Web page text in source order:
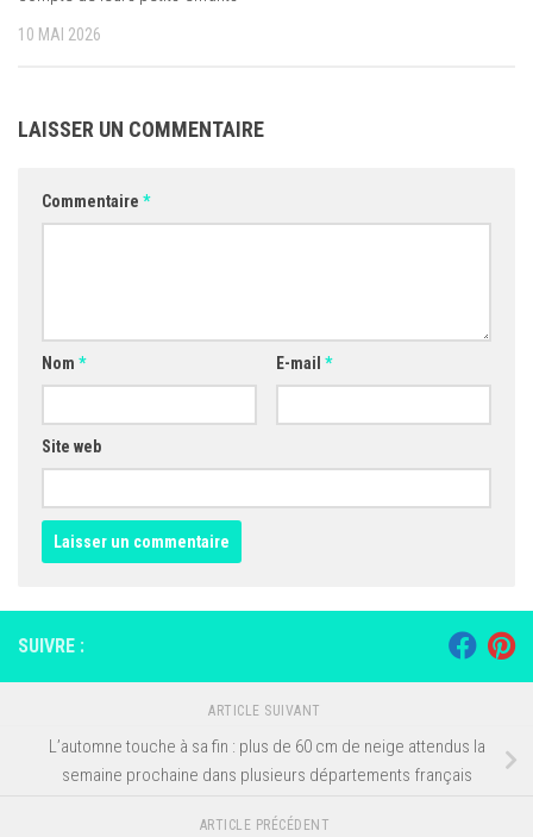
10 MAI 2026
LAISSER UN COMMENTAIRE
Commentaire *
Nom * E-mail *
Site web
SUIVRE :
ARTICLE SUIVANT
L’automne touche à sa fin : plus de 60 cm de neige attendus la
semaine prochaine dans plusieurs départements français
ARTICLE PRÉCÉDENT